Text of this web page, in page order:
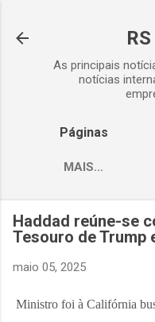
As principais
notícias
Páginas
MAIS…
Haddad reúne-se
Tesouro de Trump
maio 05, 2025
Ministro foi à Califórnia